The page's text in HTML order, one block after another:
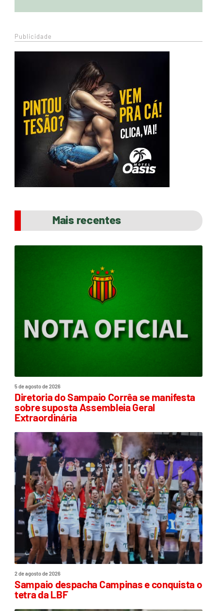
Publicidade
Mais recentes
5 de agosto de 2026
Diretoria do Sampaio Corrêa se manifesta
sobre suposta Assembleia Geral
Extraordinária
2 de agosto de 2026
Sampaio despacha Campinas e conquista o
tetra da LBF